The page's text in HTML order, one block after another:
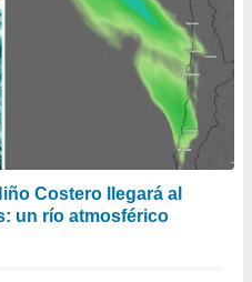
Costero llegará al
un río atmosférico